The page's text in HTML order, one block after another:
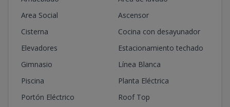
Area Social
Ascensor
Cisterna
Cocina con desayunador
Elevadores
Estacionamiento techado
Gimnasio
Línea Blanca
Piscina
Planta Eléctrica
Portón Eléctrico
Roof Top